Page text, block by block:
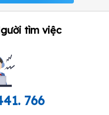
tìm việc
766